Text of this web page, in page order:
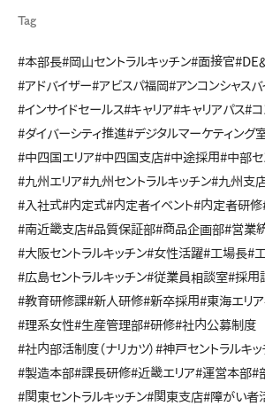
Tag
#本部長#岡山セントラルキッチン#面接官
#アドバイザー#アビスパ福岡#アンコンシャスバ
#インサイドセールス#キャリア#キャリアパス#コ
#ダイバーシティ推進#デジタルマーケティング
#中四国エリア#中四国支店#中途採用#中部セ
#九州エリア#九州セントラルキッチン#九州支
#入社式#内定式#内定者イベント#内定者研修
#南近畿支店#品質保証部#商品企画部#営業
#大阪セントラルキッチン#女性活躍#工場長#
#広島セントラルキッチン#従業員相談室#採用
#教育研修課#新人研修#新卒採用#東海エリア
#理系女性#生産管理部#研修#社内公募制度
#社内部活制度（ナリカツ） #神戸セントラルキッ
#製造本部#課長研修#近畿エリア#運営本部#
#関東セントラルキッチン#関東支店#障がい者